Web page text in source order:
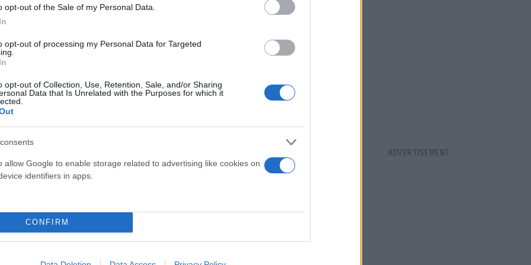
opt-out of the Sale of my Personal Data.
opt-out of processing my Personal Data for Targeted
opt-out of Collection, Use, Retention, Sale, and/or Sharing
Data that Is Unrelated with the Purposes for which it
allow Google to enable storage related to advertising like cookies on
identifiers in apps.
CONFIRM
λίγο πιο πάνω, αποτελεί σημείο συνάντησης των
τους, προσφέροντας στον επισκέπτη λίγη από την
ταυτόχρονα είναι το “μπαλκόνι” του χωριού προς τη
κανείς, όμως όποιος το επισκεφτεί θα γεμίσει
φυσικά παράδοσης και ηρεμίας.